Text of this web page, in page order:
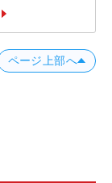
ページ上部へ